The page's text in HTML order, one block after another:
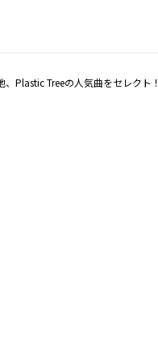
、Plastic Treeの人気曲をセレクト！